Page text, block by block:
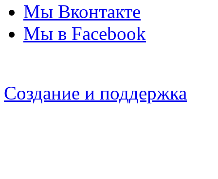
Мы Вконтакте
Мы в Facebook
Создание и поддержка